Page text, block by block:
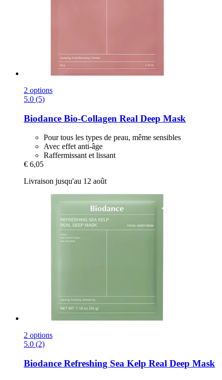
2 options
5.0 (5)
Biodance Bio-​Collagen Real Deep Mask
Pour tous les types de peau, même sensibles
Avec effet anti-âge
Raffermissant et lissant
€ 6,05
Livraison jusqu'au 12 août
2 options
5.0 (2)
Biodance Refreshing Sea Kelp Real Deep Mask